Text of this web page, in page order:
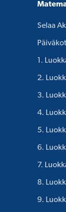
Selaa
1.
2.
3.
4.
5.
6.
7.
8.
9.